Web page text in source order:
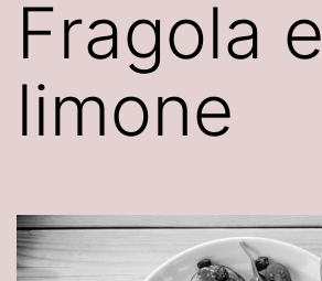
Fragola e
limone